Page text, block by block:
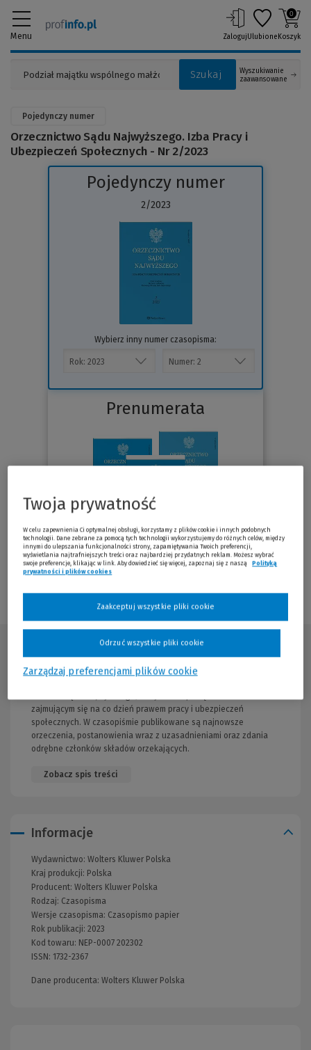
Menu
Szukaj
Wyszukiwanie
zaawansowane
ZalogujUlubione
0
Koszyk
Pojedynczy numer
Orzecznictwo Sądu Najwyższego. Izba Pracy i
Ubezpieczeń Społecznych - Nr 2/2023
Pojedynczy numer
2/2023
Wybierz inny numer czasopisma:
Prenumerata
Opis publikacji
zajmującym się na co dzień prawem pracy i ubezpieczeń
społecznych. W czasopiśmie publikowane są najnowsze
orzeczenia, postanowienia wraz z uzasadnieniami oraz zdania
odrębne członków składów orzekających.
Zobacz spis treści
Informacje
Wydawnictwo: Wolters Kluwer Polska
Kraj produkcji: Polska
Producent: Wolters Kluwer Polska
Rodzaj: Czasopisma
Wersje czasopisma: Czasopismo papier
Rok publikacji: 2023
Kod towaru: NEP-0007 202302
ISSN: 1732-2367
Dane producenta: Wolters Kluwer Polska
Twoja prywatność
W celu zapewnienia Ci optymalnej obsługi, korzystamy z plików cookie i innych podobnych
technologii. Dane zebrane za pomocą tych technologii wykorzystujemy do różnych celów, między
innymi do ulepszania funkcjonalności strony, zapamiętywania Twoich preferencji,
wyświetlania najtrafniejszych treści oraz najbardziej przydatnych reklam. Możesz wybrać
swoje preferencje, klikając w link. Aby dowiedzieć się więcej, zapoznaj się z naszą
Polityką
prywatności i plików cookies
Zarządzaj preferencjami plików cookie
Odrzuć wszystkie pliki cookie
Zaakceptuj wszystkie pliki cookie